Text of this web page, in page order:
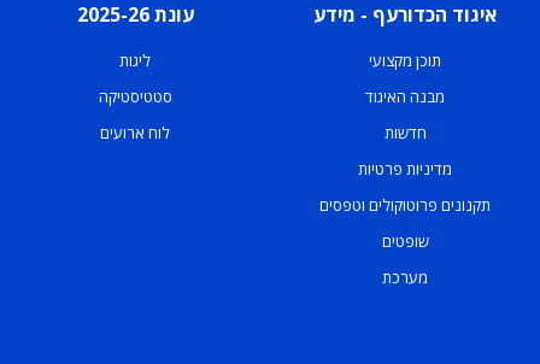
איגוד הכדורעף - מידע
תוכן מקצועי
מבנה האיגוד
חדשות
מדיניות פרטיות
תקנונים פרוטוקולים וטפסים
שופטים
מערכת
עונת 2025-26
ליגות
סטטיסטיקה
לוח ארועים